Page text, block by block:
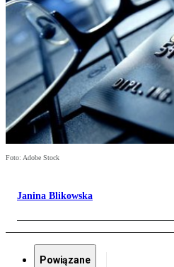
Foto: Adobe Stock
Janina Blikowska
Powiązane